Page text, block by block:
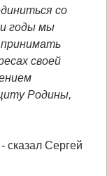
со
годы мы
принимать
своей
Родины,
сказал Сергей